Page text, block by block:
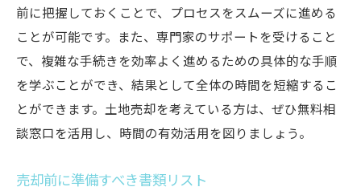
前に把握しておくことで、プロセスをスムーズに進める
ことが可能です。また、専門家のサポートを受けること
で、複雑な手続きを効率よく進めるための具体的な手順
を学ぶことができ、結果として全体の時間を短縮するこ
とができます。土地売却を考えている方は、ぜひ無料相
談窓口を活用し、時間の有効活用を図りましょう。
売却前に準備すべき書類リスト